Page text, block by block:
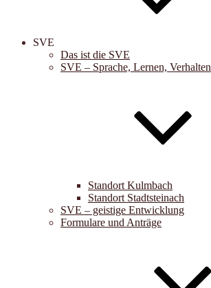
SVE
Das ist die SVE
SVE – Sprache, Lernen, Verhalten
Standort Kulmbach
Standort Stadtsteinach
SVE – geistige Entwicklung
Formulare und Anträge